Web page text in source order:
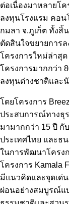
ต่อเนื่องมาหลายโ
ลงทุนโรงแรม คอน
กมลา จ.ภูเก็ต ทั้งสิ้
ตัดสินใจขยายการล
โครงการใหม่ล่าสุ
โครงการมากกว่า
ลงทุนต่างชาติและ
โดยโครงการ
ประสบการณ์ทางธุ
มามากกว่า 15 ปี
ประเทศไทย และธ
ในการพัฒนาโครงก
โครงการ Kamala
มีแนวคิดและจุดเด่
ผ่อนอย่างสมบูรณ์แ